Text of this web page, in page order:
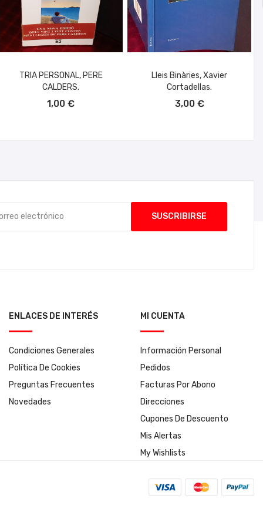
TRIA PERSONAL, PERE
CALDERS.
1,00 €
Lleis Binàries, Xavier
Cortadellas.
3,00 €
ENLACES DE INTERÉS
Condiciones Generales
Política De Cookies
Preguntas Frecuentes
Novedades
MI CUENTA
Información Personal
Pedidos
Facturas Por Abono
Direcciones
Cupones De Descuento
Mis Alertas
My Wishlists